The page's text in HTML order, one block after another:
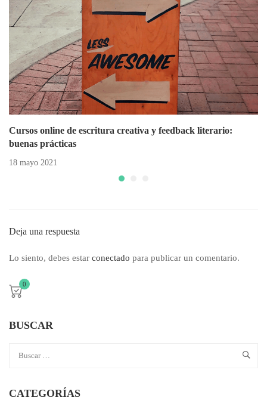
Cursos online de escritura creativa y feedback literario:
buenas prácticas
18 mayo 2021
Deja una respuesta
Lo siento, debes estar conectado para publicar un comentario.
0
BUSCAR
CATEGORÍAS